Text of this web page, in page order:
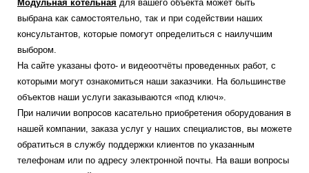
Модульная котельная для вашего объекта может быть
выбрана как самостоятельно, так и при содействии наших
консультантов, которые помогут определиться с наилучшим
выбором.
На сайте указаны фото- и видеоотчёты проведенных работ, с
которыми могут ознакомиться наши заказчики. На большинстве
объектов наши услуги заказываются «под ключ».
При наличии вопросов касательно приобретения оборудования в
нашей компании, заказа услуг у наших специалистов, вы можете
обратиться в службу поддержки клиентов по указанным
телефонам или по адресу электронной почты. На ваши вопросы